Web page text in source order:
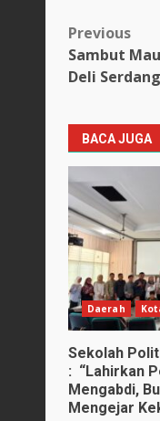
Post
Previous
Sambut
Deli
BACA JUGA
Daerah
Sekolah
: “Lahirkan
Mengabdi,
Mengejar